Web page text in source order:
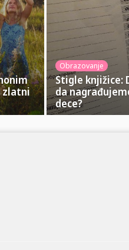
zlatni
Obrazovanje
Stigle knjižice:
da
dece?